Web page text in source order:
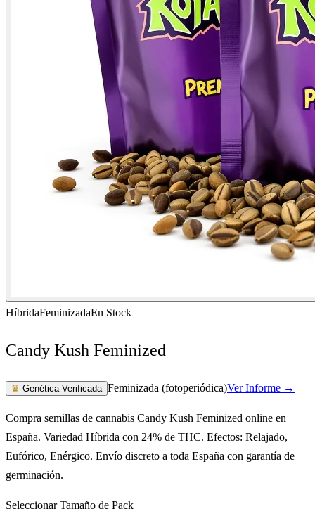
HíbridaFeminizadaEn Stock
Candy Kush Feminized
♛ Genética Verificada Feminizada (fotoperiódica)Ver Informe →
Compra semillas de cannabis Candy Kush Feminized online en
España. Variedad Híbrida con 24% de THC. Efectos: Relajado,
Eufórico, Enérgico. Envío discreto a toda España con garantía de
germinación.
Seleccionar Tamaño de Pack